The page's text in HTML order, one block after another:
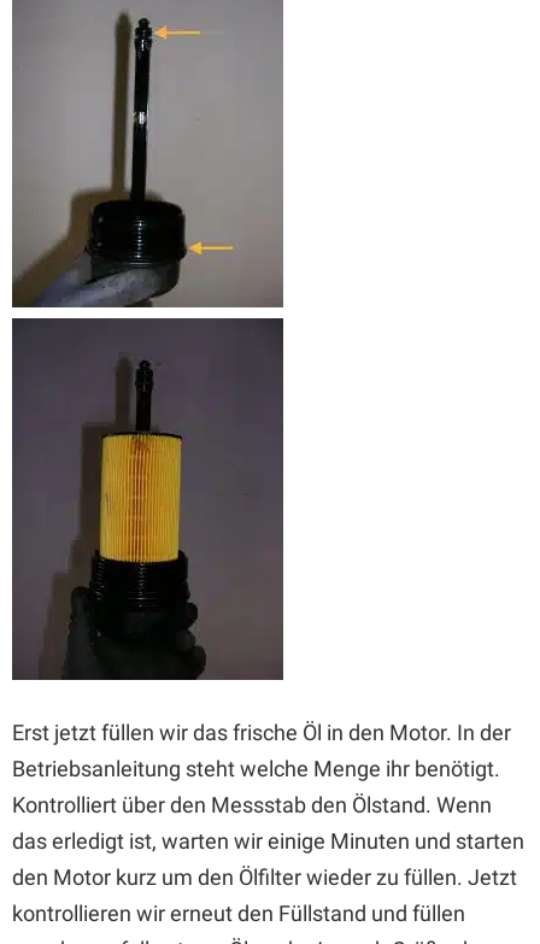
Erst jetzt füllen wir das frische Öl in den Motor. In der
Betriebsanleitung steht welche Menge ihr benötigt.
Kontrolliert über den Messstab den Ölstand. Wenn
das erledigt ist, warten wir einige Minuten und starten
den Motor kurz um den Ölfilter wieder zu füllen. Jetzt
kontrollieren wir erneut den Füllstand und füllen